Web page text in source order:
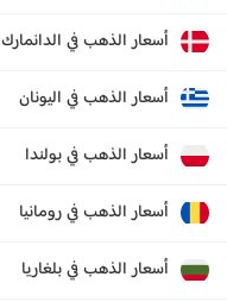
أسعار الذهب في الدانمارك
أسعار الذهب في اليونان
أسعار الذهب في بولندا
أسعار الذهب في رومانيا
أسعار الذهب في بلغاريا